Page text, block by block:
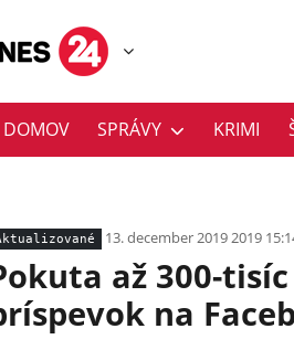
DOMOV SPRÁVY KRIMI
13. december 2019 2019
až 300-
na